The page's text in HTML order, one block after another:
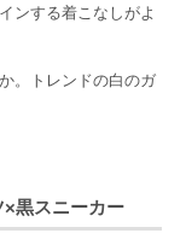
ンする着こなしがよ
。トレンドの白のガ
黒スニーカー